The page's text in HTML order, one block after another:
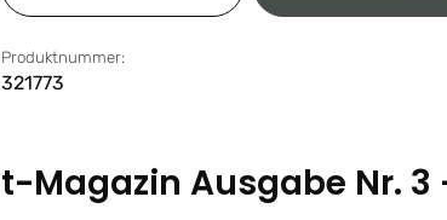
Produktnummer:
321773
t-Magazin Ausgabe Nr. 3